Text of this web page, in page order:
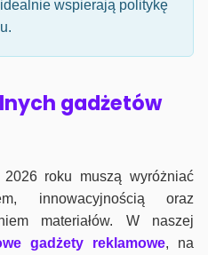
wspierają politykę
gadżetów
2026 roku muszą wyróżniać
innowacyjnością oraz
materiałów. W naszej
gadżety reklamowe, na